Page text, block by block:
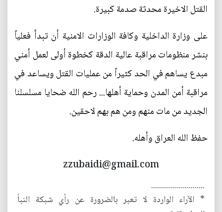
القتل الاخيرة محدثة صدمة كبيرة.
على وزارة الداخلية وكافة الوزارات الامنية أن تبدأ فعلياً
بنشر منظومات مراقبة عالية الدقة كخطوة أولى لعمل أمني
مبدع يساهم في الحد كثيراً من عمليات القتل ويساعد في
مراقبة أمن المدن وحماية أهلها... رحم الله ضحايا مسلسلنا
الجديد من مات منهم ومن هم بهم لاحقين.
حفظ الله العراق وأهله.
zzubaidi@gmail.com
...........................
* الآراء الواردة لا تعبر بالضرورة عن رأي شبكة النبأ